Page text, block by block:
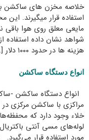
خلاصه مخزن های ساکشن
استفاده قرار میگیرند.
مایعی معلق روی هوا باقی
شواهد نشان داده
هزینه ها در حدود ۱۰۰۰ دلار […]
انواع دستگاه ساکشن
انواع دستگاه ساکشن -
مراکزی با ساکشن مرکزی
خلاء وجود دارد که
لوله‌های مسی آنتی
مورد استفاده قرار